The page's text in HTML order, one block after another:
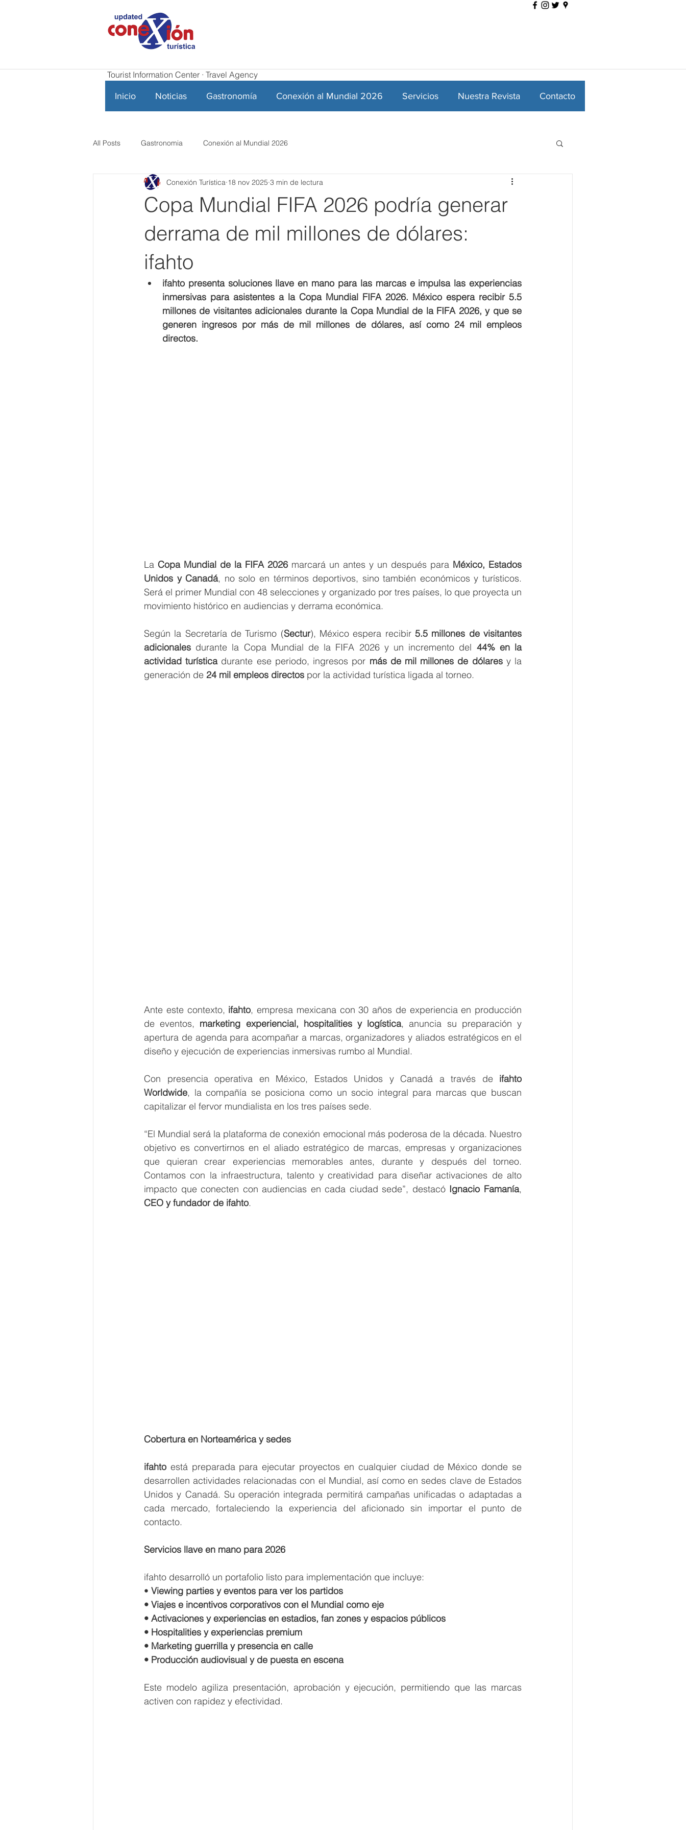
Tourist Information Center · Travel Agency
Inicio Noticias Gastronomía Conexión al Mundial 2026 Servicios Nuestra Revista Contacto
All Posts Gastronomia Conexión al Mundial 2026
Copa Mundial FIFA 2026 podría generar
derrama de mil millones de dólares:
ifahto
Conexión Turística 18 nov 2025 3 min de lectura
ifahto presenta soluciones llave en mano para las marcas e impulsa las experiencias
inmersivas para asistentes a la Copa Mundial FIFA 2026. México espera recibir 5.5
millones de visitantes adicionales durante la Copa Mundial de la FIFA 2026, y que se
generen ingresos por más de mil millones de dólares, así como 24 mil empleos
directos.
La Copa Mundial de la FIFA 2026 marcará un antes y un después para México, Estados
Unidos y Canadá, no solo en términos deportivos, sino también económicos y turísticos.
Será el primer Mundial con 48 selecciones y organizado por tres países, lo que proyecta un
movimiento histórico en audiencias y derrama económica.
Según la Secretaría de Turismo (Sectur), México espera recibir 5.5 millones de visitantes
adicionales durante la Copa Mundial de la FIFA 2026 y un incremento del 44% en la
actividad turística durante ese periodo, ingresos por más de mil millones de dólares y la
generación de 24 mil empleos directos por la actividad turística ligada al torneo.
Ante este contexto, ifahto, empresa mexicana con 30 años de experiencia en producción
de eventos, marketing experiencial, hospitalities y logística, anuncia su preparación y
apertura de agenda para acompañar a marcas, organizadores y aliados estratégicos en el
diseño y ejecución de experiencias inmersivas rumbo al Mundial.
Con presencia operativa en México, Estados Unidos y Canadá a través de ifahto
Worldwide, la compañía se posiciona como un socio integral para marcas que buscan
capitalizar el fervor mundialista en los tres países sede.
“El Mundial será la plataforma de conexión emocional más poderosa de la década. Nuestro
objetivo es convertirnos en el aliado estratégico de marcas, empresas y organizaciones
que quieran crear experiencias memorables antes, durante y después del torneo.
Contamos con la infraestructura, talento y creatividad para diseñar activaciones de alto
impacto que conecten con audiencias en cada ciudad sede”, destacó Ignacio Famanía
CEO y fundador de ifahto.
Cobertura en Norteamérica y sedes
ifahto está preparada para ejecutar proyectos en cualquier ciudad de México donde se
desarrollen actividades relacionadas con el Mundial, así como en sedes clave de Estados
Unidos y Canadá. Su operación integrada permitirá campañas unificadas o adaptadas a
cada mercado, fortaleciendo la experiencia del aficionado sin importar el punto de
contacto.
Servicios llave en mano para 2026
ifahto desarrolló un portafolio listo para implementación que incluye:
• Viewing parties y eventos para ver los partidos
• Viajes e incentivos corporativos con el Mundial como eje
• Activaciones y experiencias en estadios, fan zones y espacios públicos
• Hospitalities y experiencias premium
• Marketing guerrilla y presencia en calle
• Producción audiovisual y de puesta en escena
Este modelo agiliza presentación, aprobación y ejecución, permitiendo que las marcas
activen con rapidez y efectividad.